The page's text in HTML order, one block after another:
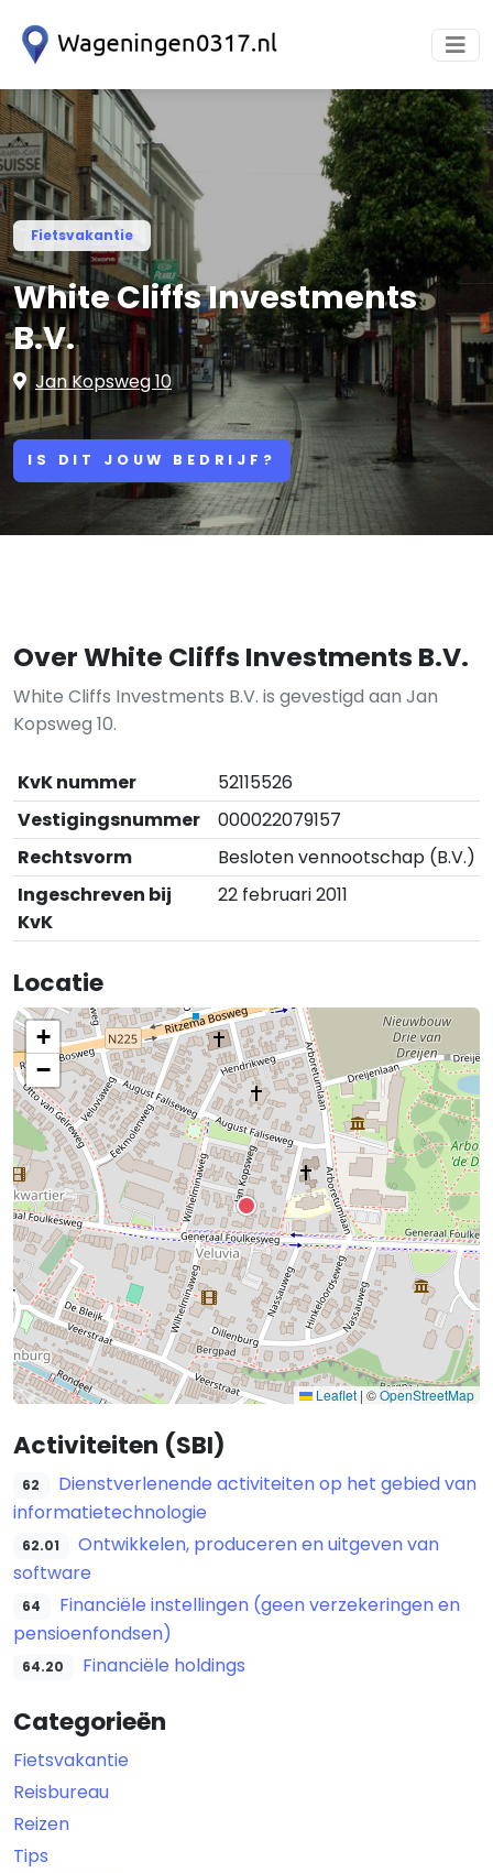
Fietsvakantie
White Cliffs Investments
B.V.
Jan Kopsweg 10
IS DIT JOUW BEDRIJF?
Over White Cliffs Investments B.V.
White Cliffs Investments B.V. is gevestigd aan Jan
Kopsweg 10.
KvK nummer
52115526
Vestigingsnummer
000022079157
Rechtsvorm
Besloten vennootschap (B.V.)
Ingeschreven bij
KvK
22 februari 2011
Locatie
+
−
Leaflet | ©OpenStreetMap
Activiteiten (SBI)
62
Dienstverlenende activiteiten op het gebied van
informatietechnologie
62.01
Ontwikkelen, produceren en uitgeven van
software
64
Financiële instellingen (geen verzekeringen en
pensioenfondsen)
64.20 Financiële holdings
Categorieën
Fietsvakantie
Reisbureau
Reizen
Tips